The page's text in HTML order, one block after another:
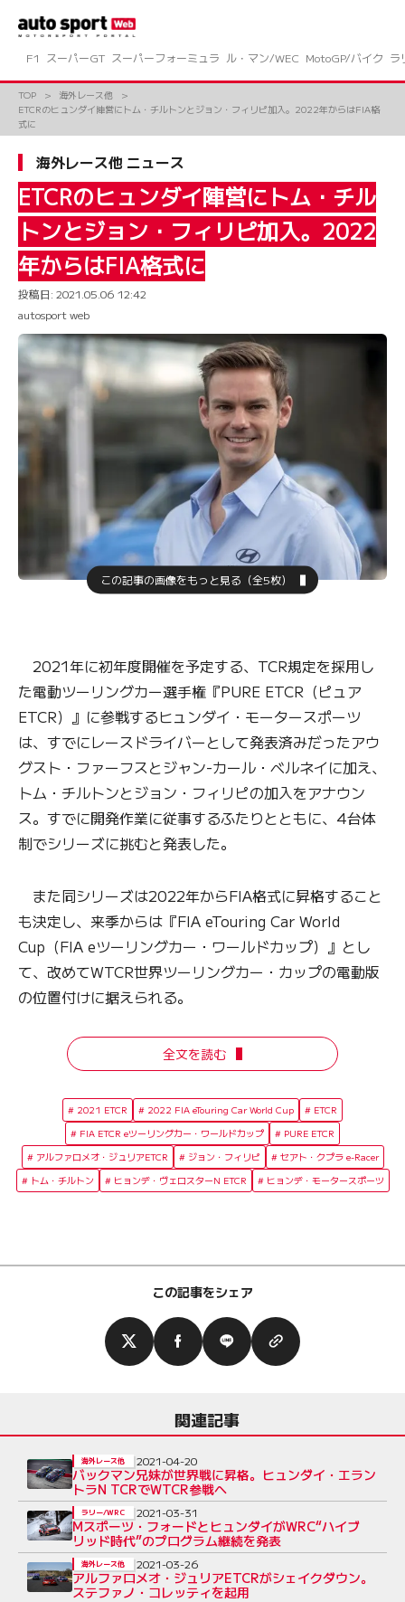
ツ
F1 スーパーGT スーパーフォーミュラ ル・マン/WEC MotoGP/バイク ラ
TOP
海外レース他
ETCRのヒュンダイ陣営にトム・チルトンとジョン・フィリピ加入。2022年からはFIA格
式に
海外レース他 ニュース
ETCRのヒュンダイ陣営にトム・チル
トンとジョン・フィリピ加入。2022
年からはFIA格式に
投稿日: 2021.05.06 12:42
autosport web
この記事の画像をもっと見る（全5枚）
2021年に初年度開催を予定する、TCR規定を採用し
た電動ツーリングカー選手権『PURE ETCR（ピュア
ETCR）』に参戦するヒュンダイ・モータースポーツ
は、すでにレースドライバーとして発表済みだったアウ
グスト・ファーフスとジャン-カール・ベルネイに加え、
トム・チルトンとジョン・フィリピの加入をアナウン
ス。すでに開発作業に従事するふたりとともに、4台体
制でシリーズに挑むと発表した。
また同シリーズは2022年からFIA格式に昇格すること
も決定し、来季からは『FIA eTouring Car World
Cup（FIA eツーリングカー・ワールドカップ）』とし
て、改めてWTCR世界ツーリングカー・カップの電動版
の位置付けに据えられる。
全文を読む
2021 ETCR 2022 FIA eTouring Car World Cup
ETCR
FIA ETCR eツーリングカー・ワールドカップ
PURE ETCR
アルファロメオ・ジュリアETCR
ジョン・フィリピ
セアト・クプラ e-Racer
トム・チルトン
ヒョンデ・ヴェロスターN ETCR ヒョンデ・モータースポーツ
この記事をシェア
関連記事
バックマン兄妹が世界戦に昇格。ヒュンダイ・エラン
トラN TCRでWTCR参戦へ
海外レース他 2021-04-20
Mスポーツ・フォードとヒュンダイがWRC“ハイブ
リッド時代”のプログラム継続を発表
ラリー/WRC 2021-03-31
アルファロメオ・ジュリアETCRがシェイクダウン。
ステファノ・コレッティを起用
海外レース他 2021-03-26